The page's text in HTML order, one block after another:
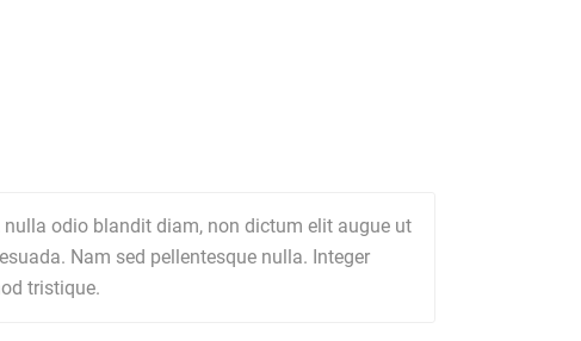
odio blandit diam, non dictum elit augue ut
Nam sed pellentesque nulla. Integer
tristique.